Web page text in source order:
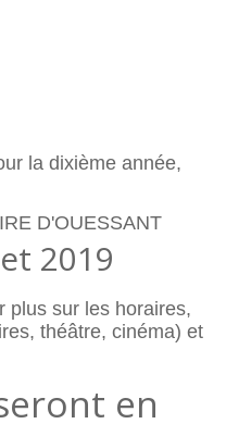
la dixième année,
D'OUESSANT
2019
plus sur les horaires,
théâtre, cinéma) et
en